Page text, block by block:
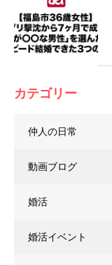
カテゴリー
仲人の日常
動画ブログ
婚活
婚活イベント